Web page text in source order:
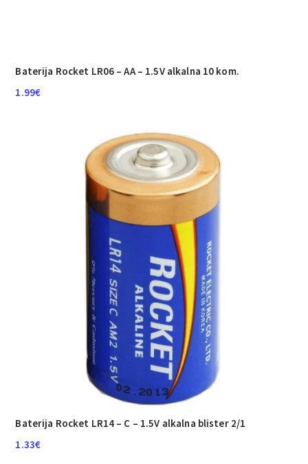
Baterija Rocket LR06 – AA – 1.5V alkalna 10 kom.
1.99€
Baterija Rocket LR14 – C – 1.5V alkalna blister 2/1
1.33€